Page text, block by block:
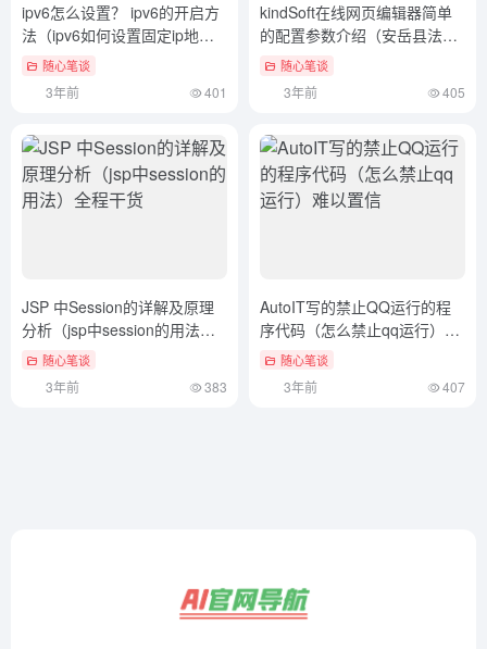
ipv6怎么设置？ ipv6的开启方
法（ipv6如何设置固定ip地
址）不看后悔
随心笔谈
3年前 401
kindSoft在线网页编辑器简单
的配置参数介绍（安岳县法律
援助中心电话）不要告诉别人
随心笔谈
3年前 405
JSP 中Session的详解及原理
分析（jsp中session的用法）
全程干货
随心笔谈
3年前 383
AutoIT写的禁止QQ运行的程
序代码（怎么禁止qq运行）难
以置信
随心笔谈
3年前 407